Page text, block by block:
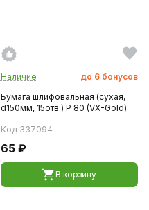
Наличие до 6 бонусов
Бумага шлифовальная (сухая,
d150мм, 15отв.) P 80 (VX-Gold)
Код 337094
65 ₽
В корзину